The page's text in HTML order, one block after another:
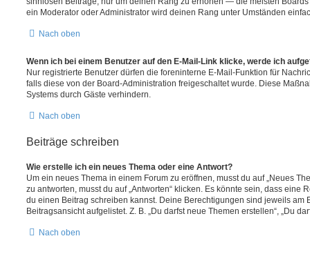
ein Moderator oder Administrator wird deinen Rang unter Umständen
Nach oben
Wenn ich bei einem Benutzer auf den E-Mail-Link klicke, werde ich
Nur registrierte Benutzer dürfen die foreninterne E-Mail-Funktion für
falls diese von der Board-Administration freigeschaltet wurde. Diese
Systems durch Gäste verhindern.
Nach oben
Beiträge schreiben
Wie erstelle ich ein neues Thema oder eine Antwort?
Um ein neues Thema in einem Forum zu eröffnen, musst du auf „Neues
zu antworten, musst du auf „Antworten“ klicken. Es könnte sein, dass eine
du einen Beitrag schreiben kannst. Deine Berechtigungen sind jeweils am
Beitragsansicht aufgelistet. Z. B. „Du darfst neue Themen erstellen“, „Du
Nach oben